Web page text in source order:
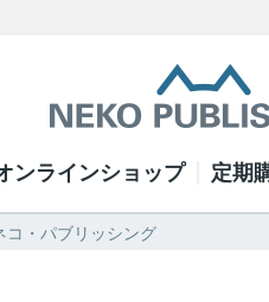
ンラインショップ 定期
・パブリッシング